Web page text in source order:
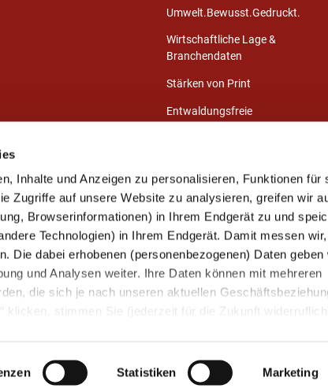
Inhalte und Anzeigen zu personalisieren, Funktionen für
Zugriffe auf unsere Website zu analysieren, greifen wir
Browserinformationen) in Ihrem Endgerät zu und
Technologien) in Ihrem Endgerät. Damit messen
Die dabei erhobenen (personenbezogenen) Daten geben
und Analysen weiter. Ihre Daten können mit mehreren
die sich je nach unseren aktuellen
klicken, stimmen Sie (jederzeit für die Zukunft widerruflich)
Statistiken Marketing
Umwelt.Bewusst.Gedruckt.
Wirtschaftliche Lage &
Branchendaten
Stärken von Print
Entwaldungsfreie
Publikationen
Mitglied werden
Unsere Mitglieder
Ihre Mitgliedervorteile
Kontakt Newsletter Impressum Datenschutz